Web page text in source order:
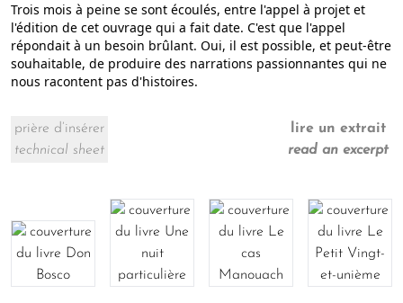
Trois mois à peine se sont écoulés, entre l'appel à projet et
l'édition de cet ouvrage qui a fait date. C'est que l'appel
répondait à un besoin brûlant. Oui, il est possible, et peut-être
souhaitable, de produire des narrations passionnantes qui ne
nous racontent pas d'histoires.
prière d’insérer
technical sheet
lire un extrait
read an excerpt